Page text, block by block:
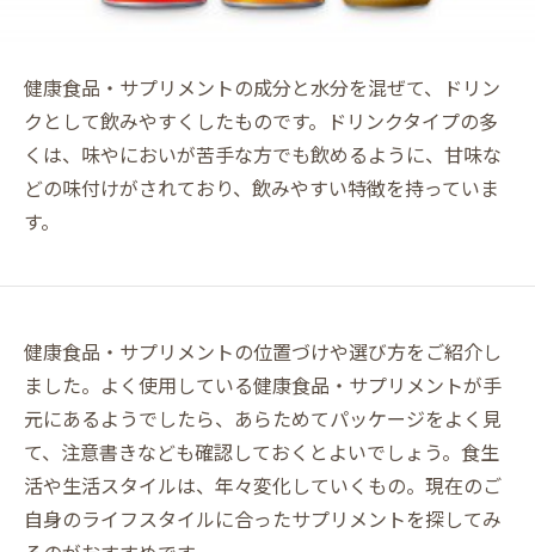
健康食品・サプリメントの成分と水分を混ぜて、ドリン
クとして飲みやすくしたものです。ドリンクタイプの多
くは、味やにおいが苦手な方でも飲めるように、甘味な
どの味付けがされており、飲みやすい特徴を持っていま
す。
健康食品・サプリメントの位置づけや選び方をご紹介し
ました。よく使用している健康食品・サプリメントが手
元にあるようでしたら、あらためてパッケージをよく見
て、注意書きなども確認しておくとよいでしょう。食生
活や生活スタイルは、年々変化していくもの。現在のご
自身のライフスタイルに合ったサプリメントを探してみ